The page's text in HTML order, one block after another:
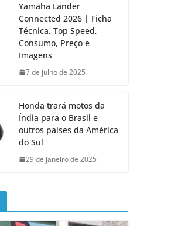
Yamaha Lander
Connected 2026 | Ficha
Técnica, Top Speed,
Consumo, Preço e
Imagens
7 de julho de 2025
Honda trará motos da
Índia para o Brasil e
outros países da América
do Sul
29 de janeiro de 2025